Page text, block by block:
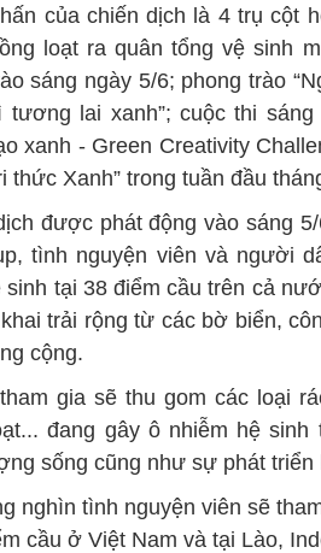
của chiến dịch là 4 trụ cột
loạt ra quân tổng vệ sinh
sáng ngày 5/6; phong trào
tương lai xanh”; cuộc thi
xanh - Green Creativity
thức Xanh” trong tuần đầu
được phát động vào sáng
tình nguyện viên và người
sinh tại 38 điểm cầu trên cả
trải rộng từ các bờ biển,
cộng.
gia sẽ thu gom các loại
đang gây ô nhiễm hệ
sống cũng như sự phát